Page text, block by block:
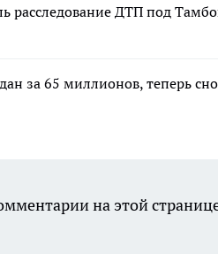
расследование ДТП под
за 65 миллионов, теперь
на этой